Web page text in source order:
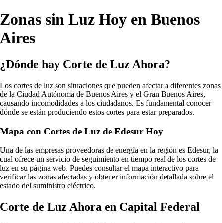
Zonas sin Luz Hoy en Buenos
Aires
¿Dónde hay Corte de Luz Ahora?
Los cortes de luz son situaciones que pueden afectar a diferentes zonas
de la Ciudad Autónoma de Buenos Aires y el Gran Buenos Aires,
causando incomodidades a los ciudadanos. Es fundamental conocer
dónde se están produciendo estos cortes para estar preparados.
Mapa con Cortes de Luz de Edesur Hoy
Una de las empresas proveedoras de energía en la región es Edesur, la
cual ofrece un servicio de seguimiento en tiempo real de los cortes de
luz en su página web. Puedes consultar el mapa interactivo para
verificar las zonas afectadas y obtener información detallada sobre el
estado del suministro eléctrico.
Corte de Luz Ahora en Capital Federal